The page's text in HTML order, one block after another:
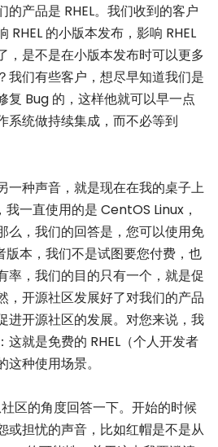
的产品是 RHEL。我们收到的客户
RHEL 的小版本发布，影响 RHEL
，是不是在小版本发布时可以更多
我们有些客户，想尽早知道我们是
复 Bug 的，这样他就可以早一点
系统做持续集成，而不必等到
一种声音，就是现在在我的桌子上
一直使用的是 CentOS Linux，
么，我们的回答是，您可以使用免
版本，我们不是试图要您付费，也
率，我们的目的只有一个，就是促
，开源社区发展好了对我们的产品
进开源社区的发展。对您来说，我
这就是免费的 RHEL（个人开发者
种使用场景。
区的角度回答一下。开始的时候
或担忧的声音，比如红帽是不是从